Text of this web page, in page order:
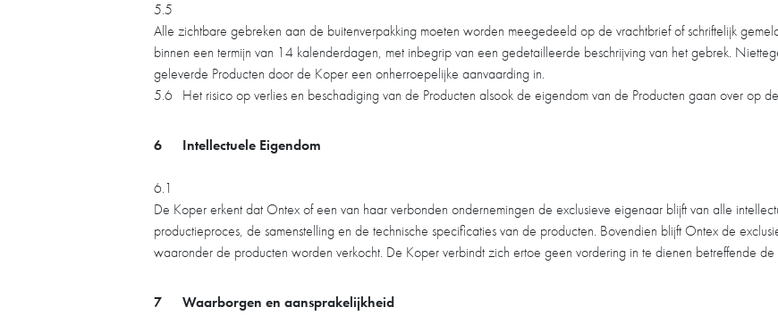
5.5
Alle zichtbare gebreken aan de buitenverpakking moeten worden meegedeeld op de vrachtbrief of schriftelijk
binnen een termijn van 14 kalenderdagen, met inbegrip van een gedetailleerde beschrijving van het gebrek.
geleverde Producten door de Koper een onherroepelijke aanvaarding in.
5.6 Het risico op verlies en beschadiging van de Producten alsook de eigendom van de Producten gaan over op
6 Intellectuele Eigendom
6.1
De Koper erkent dat Ontex of een van haar verbonden ondernemingen de exclusieve eigenaar blijft van alle
productieproces, de samenstelling en de technische specificaties van de producten. Bovendien blijft Ontex de
waaronder de producten worden verkocht. De Koper verbindt zich ertoe geen vordering in te dienen betreffende
7 Waarborgen en aansprakelijkheid